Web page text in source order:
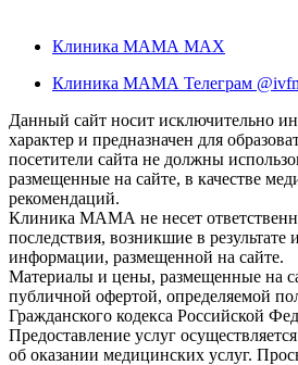
Клиника МАМА MAX
Клиника МАМА Телеграм
Данный сайт носит исключительно
характер и предназначен для
посетители сайта не должны
размещенные на сайте, в качестве
рекомендаций.
Клиника МАМА не несет
последствия, возникшие в результате
информации, размещенной на сайте.
Материалы и цены, размещенные на
публичной офертой, определяемой
Гражданского кодекса Российской
Предоставление услуг
об оказании медицинских услуг.